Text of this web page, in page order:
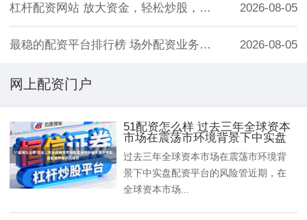
杠杆配资网站 放大资金，轻松炒股，炒股配 2026-08-05
最稳的配资平台排行榜 场外配资业务，一步 2026-08-05
网上配资门户
51配资怎么样 过去三年全球资本
市场在震荡市环境背景下中实盘
过去三年全球资本市场在震荡市环境背
景下中实盘配资平台的风险管近期，在
全球资本市场...